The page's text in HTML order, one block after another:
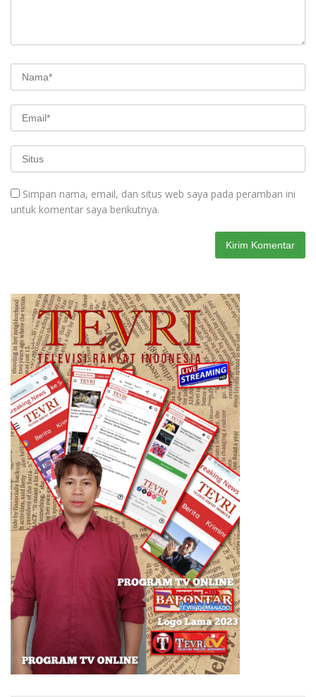
Simpan nama, email, dan situs web saya pada peramban ini
untuk komentar saya berikutnya.